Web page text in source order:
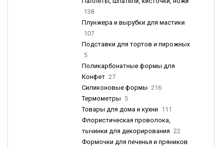
138
Плунжера и вырубки для мастики
107
Подставки для тортов и пирожных
5
Поликарбонатные формы для
Конфет 27
Силиконовые формы 216
Термометры 5
Товары для дома и кухни 111
Флористическая проволока,
тычинки для декорирования 22
Формочки для печенья и пряников